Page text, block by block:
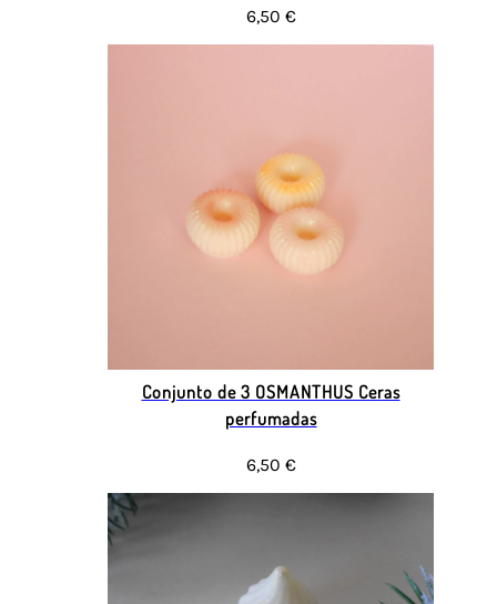
6,50 €
Conjunto de 3 OSMANTHUS Ceras
perfumadas
6,50 €